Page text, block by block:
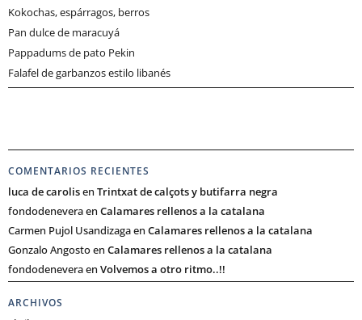
Kokochas, espárragos, berros
Pan dulce de maracuyá
Pappadums de pato Pekin
Falafel de garbanzos estilo libanés
COMENTARIOS RECIENTES
luca de carolisen Trintxat de calçots y butifarra negra
fondodeneveraen Calamares rellenos a la catalana
Carmen Pujol Usandizagaen Calamares rellenos a la catalana
Gonzalo Angostoen Calamares rellenos a la catalana
fondodeneveraen Volvemos a otro ritmo..!!
ARCHIVOS